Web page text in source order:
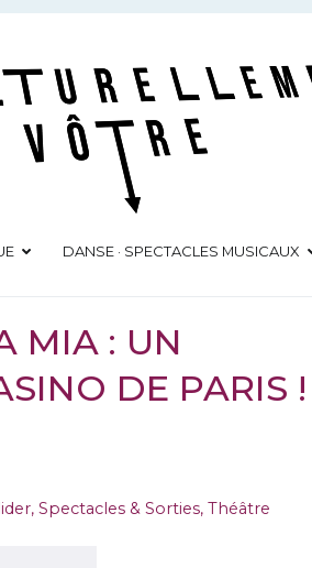
DANSE · SPECTACLES MUSICAUX
MIA : UN
DE PARIS !
, Spectacles & Sorties, Théâtre